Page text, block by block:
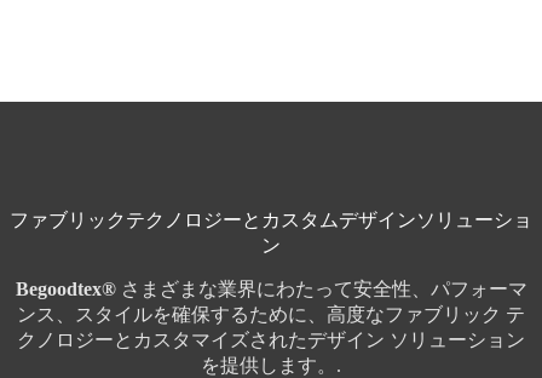
ファブリックテクノロジーとカスタムデザインソリューショ
ン
Begoodtex®さまざまな業界にわたって安全性、パフォーマ
ンス、スタイルを確保するために、高度なファブリック テ
クノロジーとカスタマイズされたデザイン ソリューション
を提供します。.